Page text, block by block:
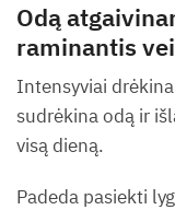
Odą
raminantis
Intensyviai
sudrėkina odą ir
visą dieną.
Padeda pasiekti